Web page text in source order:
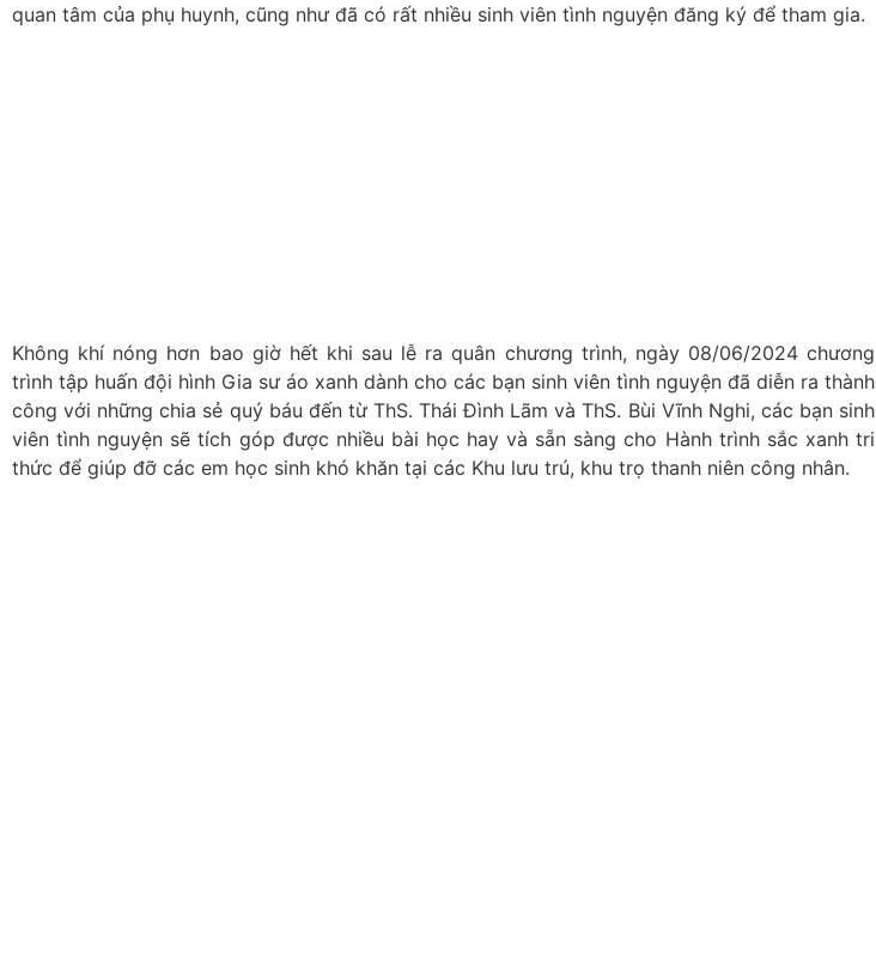
quan tâm của phụ huynh, cũng như đã có rất nhiều sinh viên tình nguyện đăng ký để tham gia.
Không khí nóng hơn bao giờ hết khi sau lễ ra quân chương trình, ngày 08/06/2024 chương
trình tập huấn đội hình Gia sư áo xanh dành cho các bạn sinh viên tình nguyện đã diễn ra thành
công với những chia sẻ quý báu đến từ ThS. Thái Đình Lãm và ThS. Bùi Vĩnh Nghi, các bạn sinh
viên tình nguyện sẽ tích góp được nhiều bài học hay và sẵn sàng cho Hành trình sắc xanh tri
thức để giúp đỡ các em học sinh khó khăn tại các Khu lưu trú, khu trọ thanh niên công nhân.